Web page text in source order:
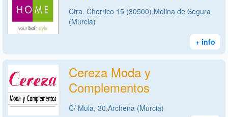
Ctra. Chorrico 15 (30500),Molina de Segura
(Murcia)
+ info
Cereza Moda y
Complementos
C/ Mula, 30,Archena (Murcia)